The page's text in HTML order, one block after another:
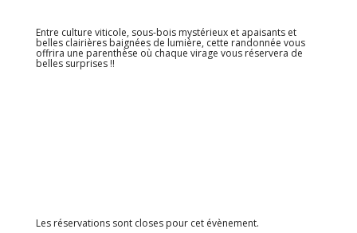
Entre culture viticole, sous-bois mystérieux et apaisants et
belles clairières baignées de lumière, cette randonnée vous
offrira une parenthèse où chaque virage vous réservera de
belles surprises !!
Les réservations sont closes pour cet évènement.